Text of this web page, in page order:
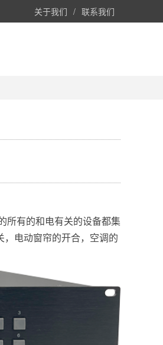
关于我们 / 联系我们
所有的和电有关的设备都集
电动窗帘的开合，空调的